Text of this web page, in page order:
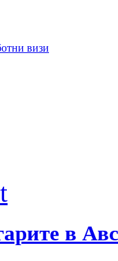
визи
в